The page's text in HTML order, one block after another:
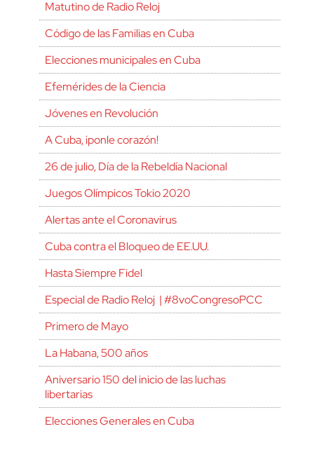
Matutino de Radio Reloj
Código de las Familias en Cuba
Elecciones municipales en Cuba
Efemérides de la Ciencia
Jóvenes en Revolución
A Cuba, ¡ponle corazón!
26 de julio, Día de la Rebeldía Nacional
Juegos Olímpicos Tokio 2020
Alertas ante el Coronavirus
Cuba contra el Bloqueo de EE.UU.
Hasta Siempre Fidel
Especial de Radio Reloj | #8voCongresoPCC
Primero de Mayo
La Habana, 500 años
Aniversario 150 del inicio de las luchas
libertarias
Elecciones Generales en Cuba